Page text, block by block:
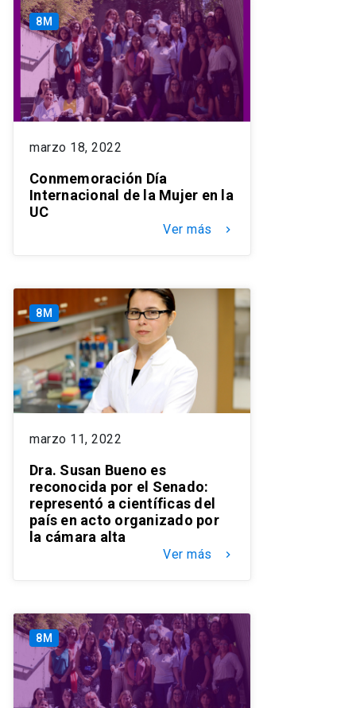
8M
marzo 18, 2022
Conmemoración Día
Internacional de la Mujer en la
UC
Ver más keyboard_arrow_right
8M
marzo 11, 2022
Dra. Susan Bueno es
reconocida por el Senado:
representó a científicas del
país en acto organizado por
la cámara alta
Ver más keyboard_arrow_right
8M